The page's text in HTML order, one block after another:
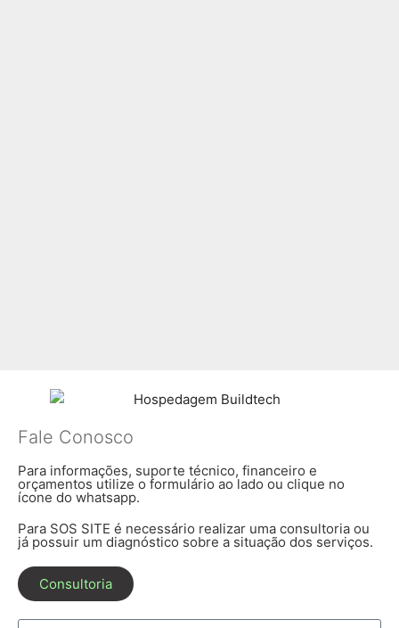
Fale Conosco
Para informações, suporte técnico, financeiro e
orçamentos utilize o formulário ao lado ou clique no
ícone do whatsapp.
Para SOS SITE é necessário realizar uma consultoria ou
já possuir um diagnóstico sobre a situação dos serviços.
Consultoria